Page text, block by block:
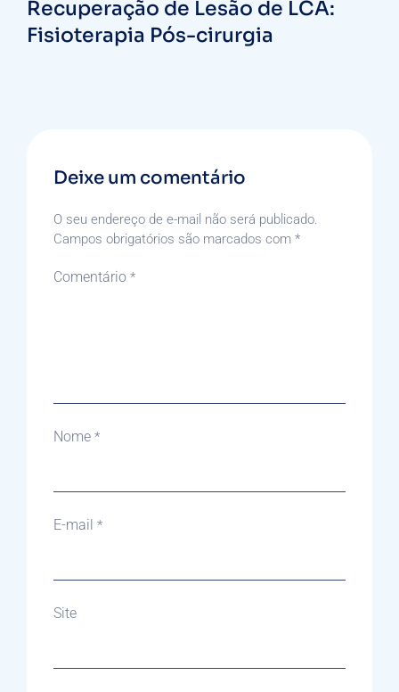
Recuperação de Lesão de LCA:
Fisioterapia Pós-cirurgia
Deixe um comentário
O seu endereço de e-mail não será publicado.
Campos obrigatórios são marcados com *
Comentário *
Nome *
E-mail *
Site